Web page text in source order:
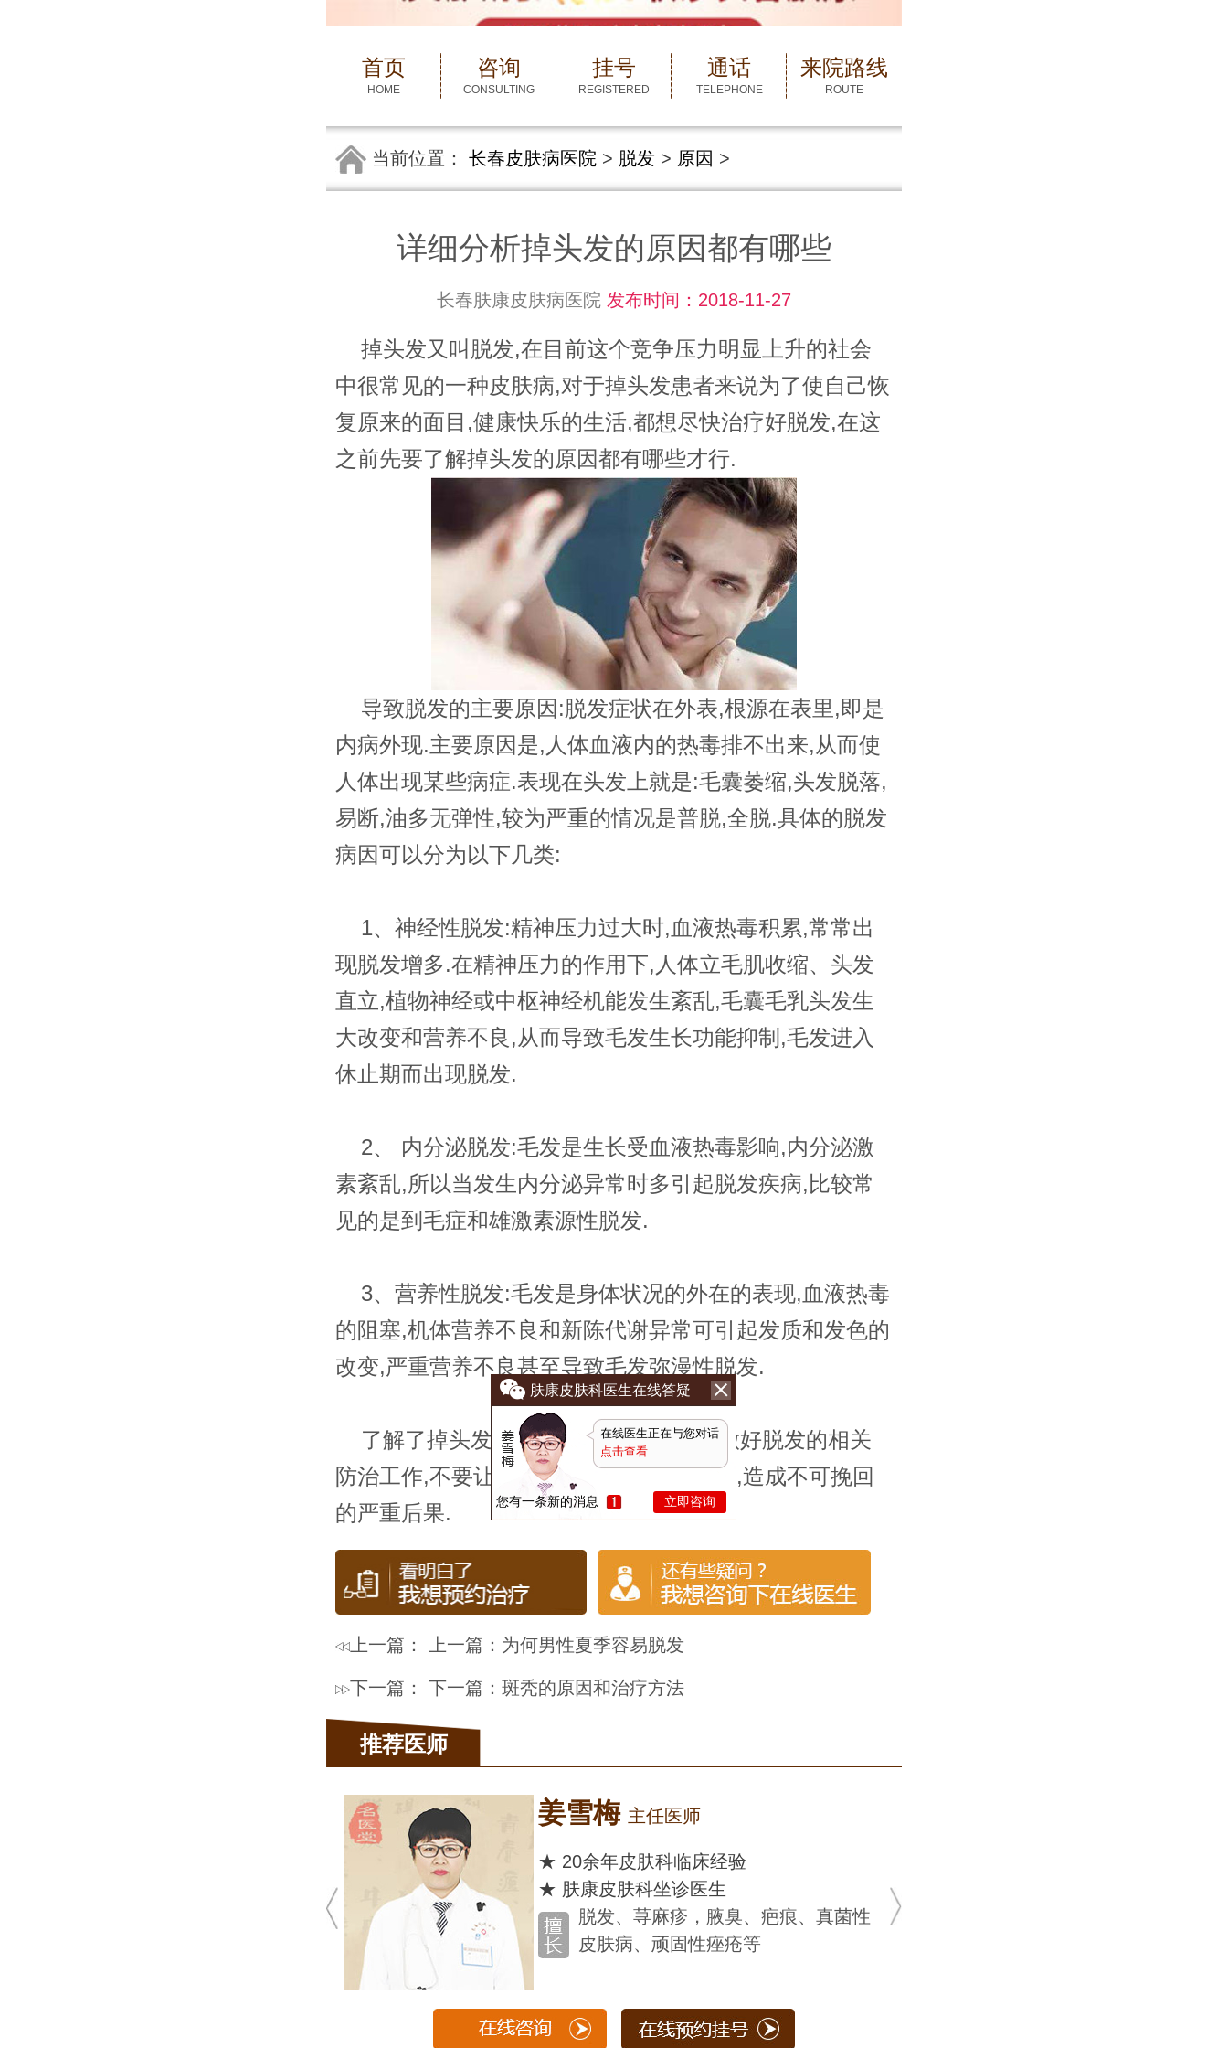
首页
HOME
咨询
CONSULTING
挂号
REGISTERED
通话
TELEPHONE
来院路线
ROUTE
当前位置： 长春皮肤病医院 > 脱发 > 原因 >
详细分析掉头发的原因都有哪些
长春肤康皮肤病医院 发布时间：2018-11-27
掉头发又叫脱发,在目前这个竞争压力明显上升的社会
中很常见的一种皮肤病,对于掉头发患者来说为了使自己恢
复原来的面目,健康快乐的生活,都想尽快治疗好脱发,在这
之前先要了解掉头发的原因都有哪些才行.
导致脱发的主要原因:脱发症状在外表,根源在表里,即是
内病外现.主要原因是,人体血液内的热毒排不出来,从而使
人体出现某些病症.表现在头发上就是:毛囊萎缩,头发脱落,
易断,油多无弹性,较为严重的情况是普脱,全脱.具体的脱发
病因可以分为以下几类:
1、神经性脱发:精神压力过大时,血液热毒积累,常常出
现脱发增多.在精神压力的作用下,人体立毛肌收缩、头发
直立,植物神经或中枢神经机能发生紊乱,毛囊毛乳头发生
大改变和营养不良,从而导致毛发生长功能抑制,毛发进入
休止期而出现脱发.
2、 内分泌脱发:毛发是生长受血液热毒影响,内分泌激
素紊乱,所以当发生内分泌异常时多引起脱发疾病,比较常
见的是到毛症和雄激素源性脱发.
3、营养性脱发:毛发是身体状况的外在的表现,血液热毒
的阻塞,机体营养不良和新陈代谢异常可引起发质和发色的
改变,严重营养不良甚至导致毛发弥漫性脱发.
了解了掉头发的原因以后,我们就应该做好脱发的相关
防治工作,不要让脱发严重影响我们的生活,造成不可挽回
的严重后果.
上一篇： 上一篇： 为何男性夏季容易脱发
下一篇： 下一篇： 斑秃的原因和治疗方法
推荐医师
姜雪梅 主任医师
★ 20余年皮肤科临床经验
★ 肤康皮肤科坐诊医生
脱发、荨麻疹，腋臭、疤痕、真菌性
皮肤病、顽固性痤疮等
肤康皮肤科医生在线答疑
在线医生正在与您对话
点击查看
您有一条新的消息 立即咨询